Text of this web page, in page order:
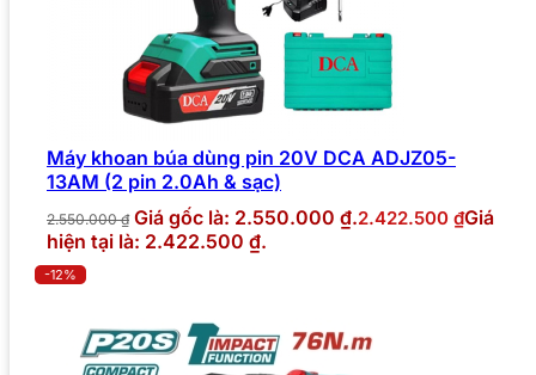
Máy khoan búa dùng pin 20V DCA ADJZ05-
13AM (2 pin 2.0Ah & sạc)
2.550.000₫ Giá gốc là: 2.550.000 ₫.2.422.500 ₫Giá
hiện tại là: 2.422.500 ₫.
-12%